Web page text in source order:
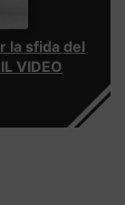
la sfida del
VIDEO